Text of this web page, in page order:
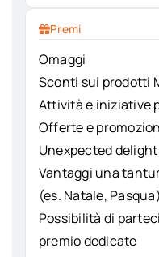
Premi
Omaggi
Sconti sui prodotti
Attività e iniziative
Offerte e
Unexpected delight
Vantaggi una
(es. Natale, Pasqua)
Possibilità di
premio dedicate